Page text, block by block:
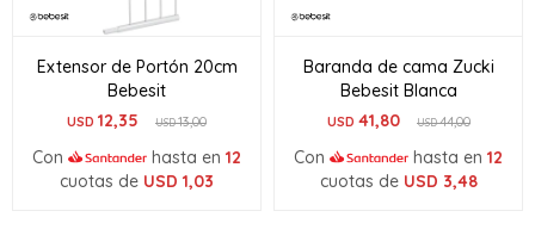
Extensor de Portón 20cm
Bebesit
USD 12,35 USD13,00
Con hasta en 12
cuotas de USD 1,03
Baranda de cama Zucki
Bebesit Blanca
USD 41,80 USD44,00
Con hasta en 12
cuotas de USD 3,48